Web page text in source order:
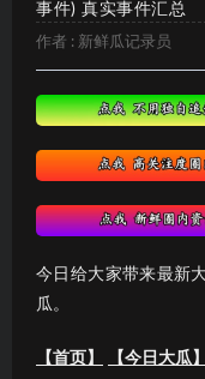
事件) 真实事件汇总
作者 : 新鲜瓜记录员
今日给大家带来最新
瓜。
【首页】 【今日大瓜】